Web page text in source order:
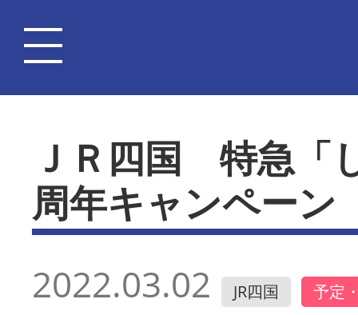
ＪＲ四国 特急「
周年キャンペーン
2022.03.02 JR四国 予定